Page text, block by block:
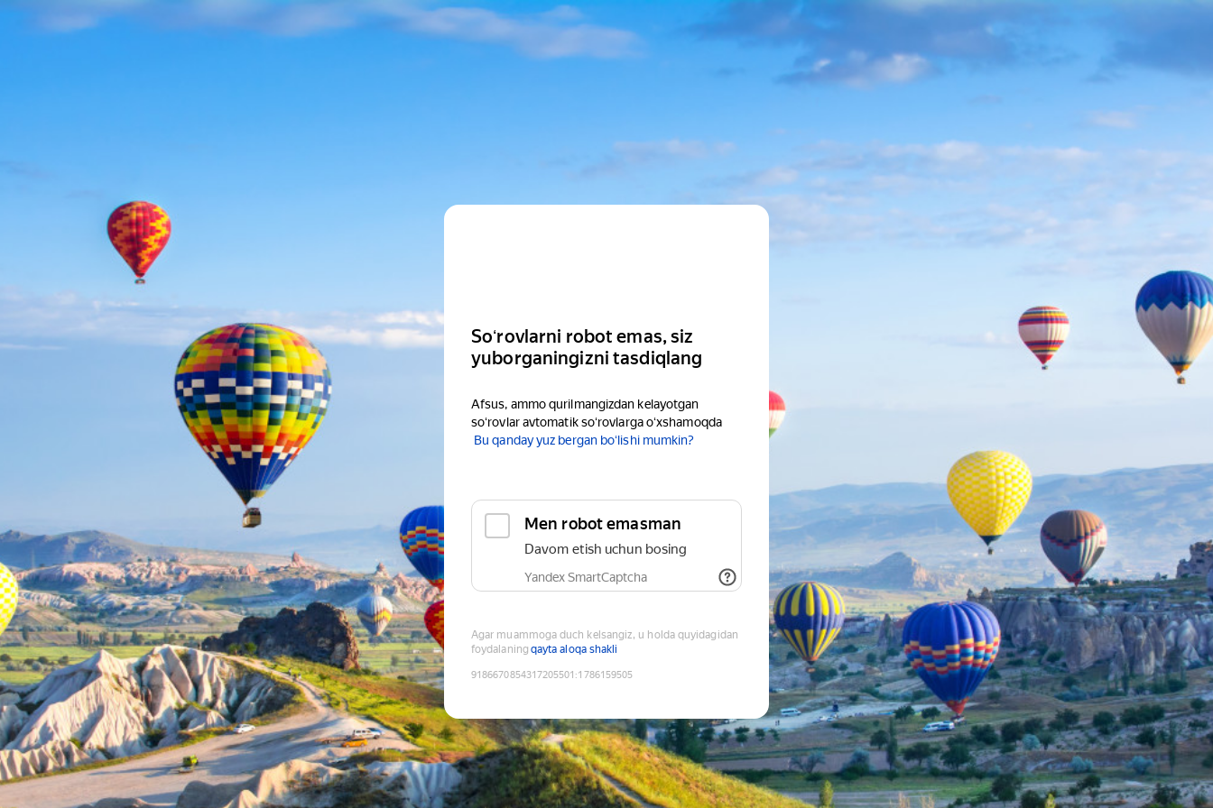
Soʻrovlarni robot emas, siz
yuborganingizni tasdiqlang
Afsus, ammo qurilmangizdan kelayotgan
soʻrovlar avtomatik soʻrovlarga oʻxshamoqda
Bu qanday yuz bergan boʻlishi mumkin?
Men robot emasman
Davom etish uchun bosing
Yandex SmartCaptcha
Agar muammoga duch kelsangiz, u holda quyidagidan
foydalaning qayta aloqa shakli
9186670854317205501 :1786159505